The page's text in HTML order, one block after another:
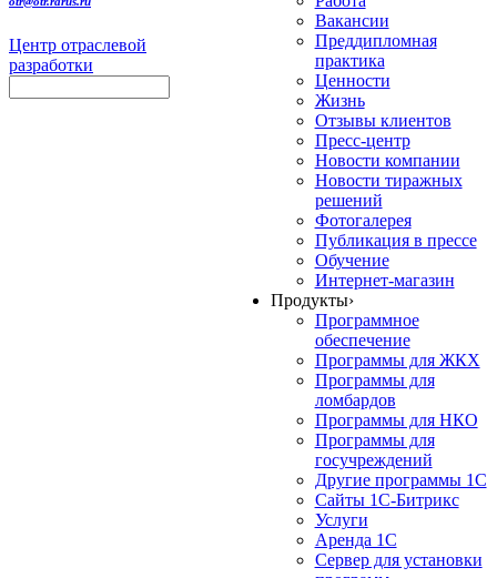
Центр отраслевой
разработки
Вакансии
Преддипломная
практика
Ценности
Жизнь
Отзывы клиентов
Пресс-центр
Новости компании
Новости тиражных
решений
Фотогалерея
Публикация в прессе
Обучение
Интернет-магазин
Продукты›
Программное
обеспечение
Программы для ЖКХ
Программы для
ломбардов
Программы для НКО
Программы для
госучреждений
Другие программы 1С
Сайты 1С-Битрикс
Услуги
Аренда 1С
Сервер для установки